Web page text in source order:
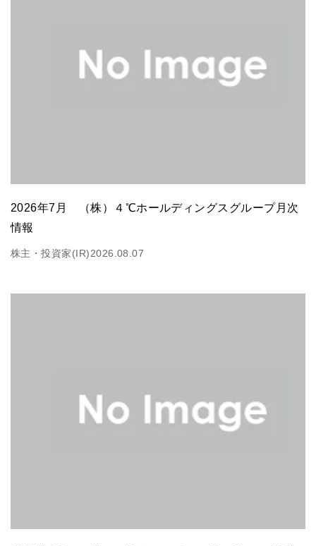
2026年7月 （株）４℃ホールディングスグループ月次
情報
株主・投資家(IR)2026.08.07